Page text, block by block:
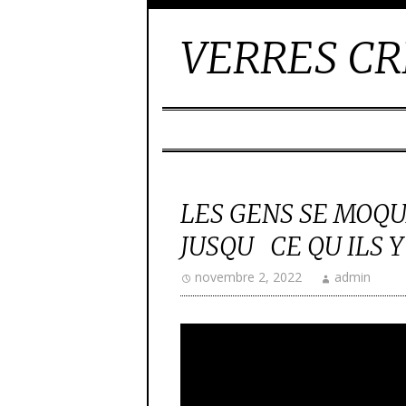
VERRES
LES GENS SE
JUSQU CE QU ILS
novembre 2, 2022 admin